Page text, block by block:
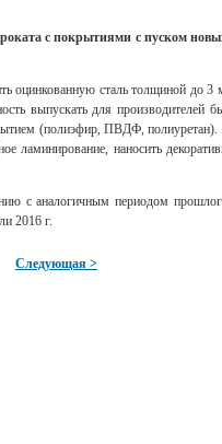
с покрытиями с пуском
оцинкованную сталь толщиной до
выпускать для производителей
(полиэфир, ПВДФ,
ламинирование, наносить
с аналогичным периодом
2016 г.
Следующая >